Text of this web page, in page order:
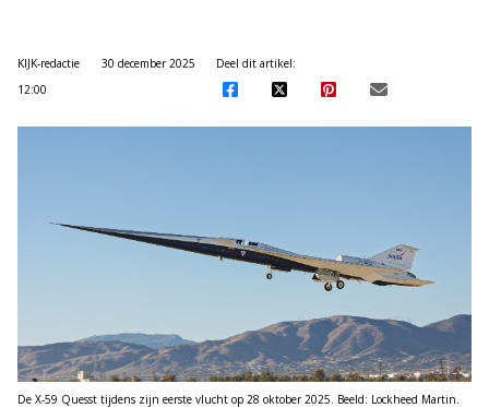
KIJK-redactie
30 december 2025
12:00
Deel dit artikel:
De X-59 Quesst tijdens zijn eerste vlucht op 28 oktober 2025. Beeld: Lockheed Martin.